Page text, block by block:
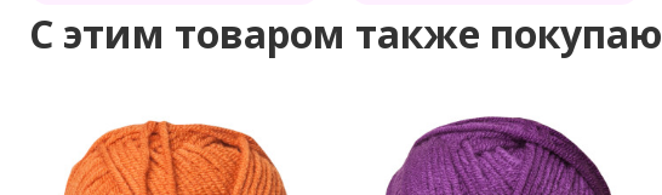
C этим товаром также